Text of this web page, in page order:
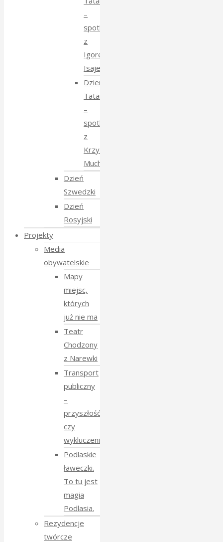
–
spotkanie
z
Igorem
Isajewem
Dzien
Tatarski
–
spotkanie
z
Krzysztofem
Mucharskim
Dzień
Szwedzki
Dzień
Rosyjski
Projekty
Media
obywatelskie
Mapy
miejsc,
których
już nie ma
Teatr
Chodzony
z Narewki
Transport
publiczny
–
przyszłość
czy
wykluczenie?
Podlaskie
ławeczki.
To tu jest
magia
Podlasia.
Rezydencje
twórcze